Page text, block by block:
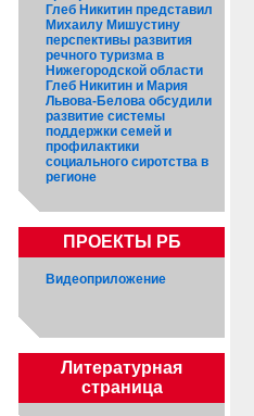
Глеб Никитин представил
Михаилу Мишустину
перспективы развития
речного туризма в
Нижегородской области
Глеб Никитин и Мария
Львова-Белова обсудили
развитие системы
поддержки семей и
профилактики
социального сиротства в
регионе
ПРОЕКТЫ РБ
Видеоприложение
Литературная
страница